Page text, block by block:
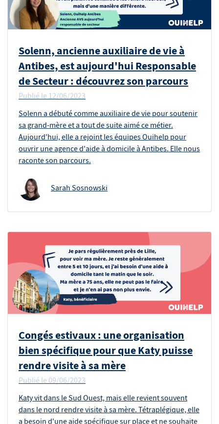
Solenn, ancienne auxiliaire de vie à
Antibes, est aujourd'hui Responsable
de Secteur : découvrez son parcours
Publié le 12/06/2023
Solenn a débuté comme auxiliaire de vie pour soutenir
sa grand-mère et a tout de suite aimé ce métier.
Aujourd'hui, elle a rejoint les équipes Ouihelp pour
ouvrir une agence d'aide à domicile à Antibes. Elle nous
raconte son parcours.
Sarah Sosnowski
Congés estivaux : une organisation
bien spécifique pour que Katy puisse
rendre visite à sa mère
Publié le 09/06/2023
Katy vit dans le Sud Ouest, mais elle revient souvent
dans le nord rendre visite à sa mère. Tétraplégique, elle
a besoin d'une aide spécifique sur place et ne souhaite